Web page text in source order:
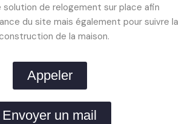
solution de relogement sur place afin
du site mais également pour suivre la
de la maison.
Appeler
Envoyer un mail